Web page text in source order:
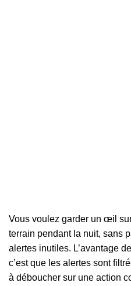
Vous voulez garder un œil
terrain pendant la nuit, sans
alertes inutiles. L’avantage
c’est que les alertes sont
à déboucher sur une action